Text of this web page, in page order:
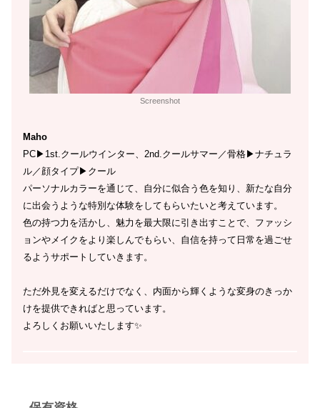
Screenshot
Maho
PC▶︎1st.クールウインター、2nd.クールサマー／骨格▶︎ナチュラ
ル／顔タイプ▶︎クール
パーソナルカラーを通じて、自分に似合う色を知り、新たな自分
に出会うような特別な体験をしてもらいたいと考えています。
色の持つ力を活かし、魅力を最大限に引き出すことで、ファッシ
ョンやメイクをより楽しんでもらい、自信を持って日常を過ごせ
るようサポートしていきます。
ただ外見を変えるだけでなく、内面から輝くような変身のきっか
けを提供できればと思っています。
よろしくお願いいたします✨